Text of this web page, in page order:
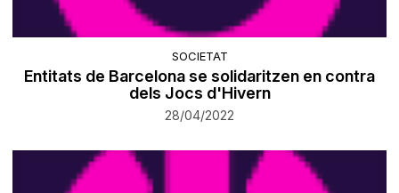
SOCIETAT
Entitats de Barcelona se solidaritzen en contra
dels Jocs d'Hivern
28/04/2022